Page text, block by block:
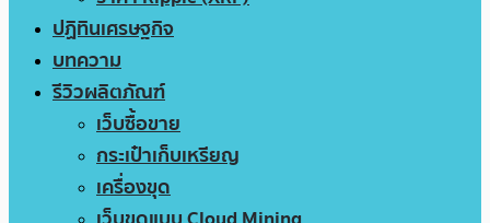
ปฏิทินเศรษฐกิจ
บทความ
รีวิวผลิตภัณฑ์
เว็บซื้อขาย
กระเป๋าเก็บเหรียญ
เครื่องขุด